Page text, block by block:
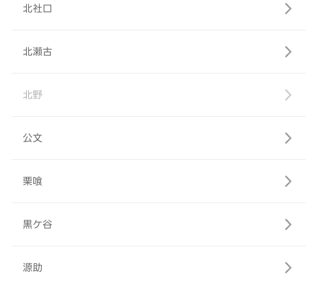
北社口
北瀬古
北野
公文
栗喰
黒ケ谷
源助